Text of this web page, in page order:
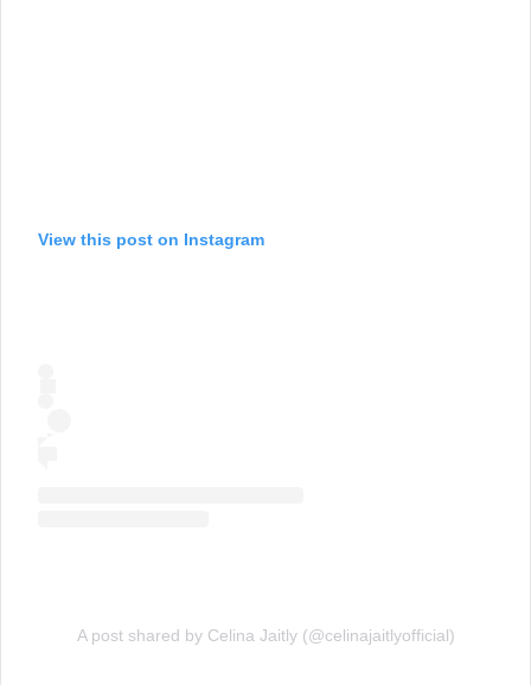
View this post on Instagram
A post shared by Celina Jaitly (@celinajaitlyofficial)